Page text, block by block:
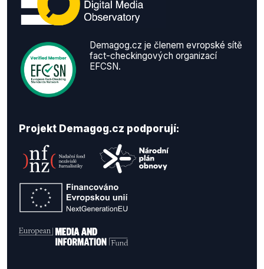
Demagog.cz je členem evropské sítě
fact-checkingových organizací
EFCSN.
Projekt Demagog.cz podporují: